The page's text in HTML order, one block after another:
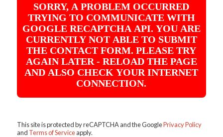
SORRY, A PROBLEM OCCURRED
TRYING TO COMMUNICATE WITH
GOOGLE RECAPTCHA API. YOU ARE
CURRENTLY NOT ABLE TO SUBMIT
THE CONTACT FORM. PLEASE TRY
AGAIN LATER - RELOAD THE PAGE
AND ALSO CHECK YOUR INTERNET
CONNECTION.
This site is protected by reCAPTCHA and the GooglePrivacy Policy
and Terms of Serviceapply.